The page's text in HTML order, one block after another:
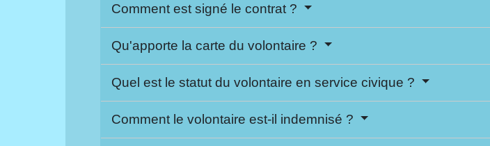
Comment est signé le contrat ?
Qu'apporte la carte du volontaire ?
Quel est le statut du volontaire en service civique ?
Comment le volontaire est-il indemnisé ?